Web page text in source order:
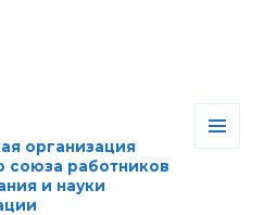
организация
союза работников
и науки